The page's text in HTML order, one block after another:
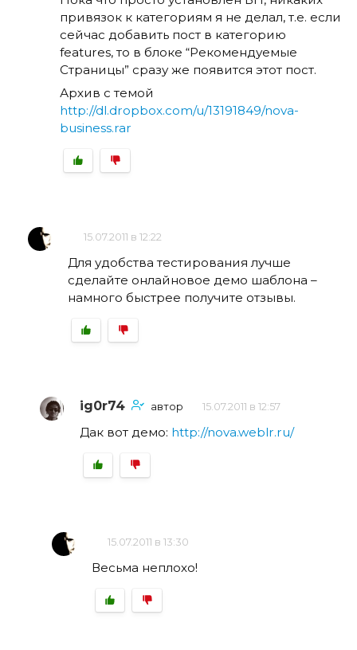
привязок к категориям я не делал, т.е. если
сейчас добавить пост в категорию
features, то в блоке “Рекомендуемые
Страницы” сразу же появится этот пост.
Архив с темой
http://dl.dropbox.com/u/13191849/nova-
business.rar
15.07.2011 в 12:22
Для удобства тестирования лучше
сделайте онлайновое демо шаблона –
намного быстрее получите отзывы.
ig0r74 автор 15.07.2011 в 12:57
Дак вот демо: http://nova.weblr.ru/
15.07.2011 в 13:30
Весьма неплохо!